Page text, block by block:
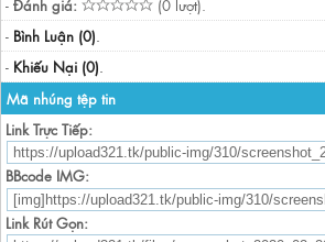
- Đánh giá:
(0 lượt).
- Bình Luận (0).
- Khiếu Nại (0).
Mã nhúng tệp tin
Link Trực Tiếp:
BBcode IMG:
Link Rút Gọn: